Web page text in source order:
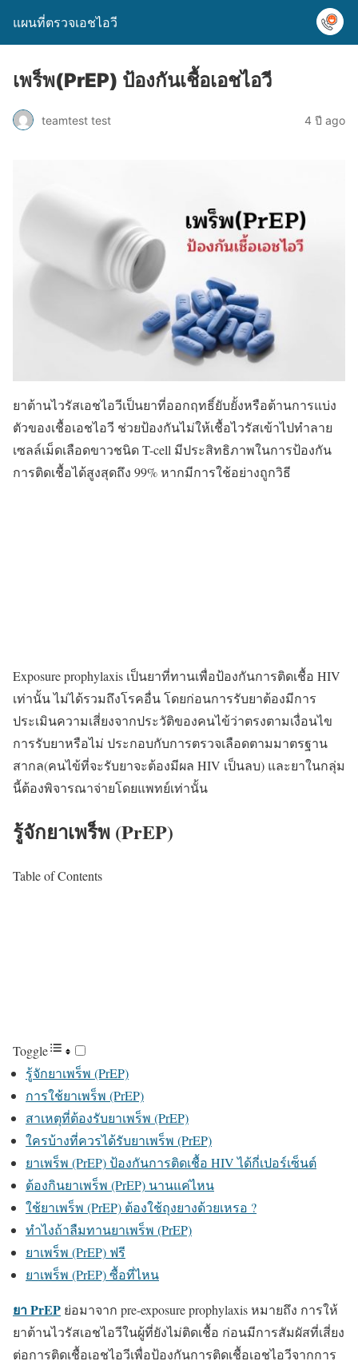
แผนที่ตรวจเอชไอวี
เพร็พ(PrEP) ป้องกันเชื้อเอชไอวี
teamtest test 4 ปี ago
ยาต้านไวรัสเอชไอวีเป็นยาที่ออกฤทธิ์ยับยั้งหรือต้านการแบ่ง
ตัวของเชื้อเอชไอวี ช่วยป้องกันไม่ให้เชื้อไวรัสเข้าไปทำลาย
เซลล์เม็ดเลือดขาวชนิด T-cell มีประสิทธิภาพในการป้องกัน
การติดเชื้อได้สูงสุดถึง 99% หากมีการใช้อย่างถูกวิธี
Exposure prophylaxis เป็นยาที่ทานเพื่อป้องกันการติดเชื้อ HIV
เท่านั้น ไม่ได้รวมถึงโรคอื่น โดยก่อนการรับยาต้องมีการ
ประเมินความเสี่ยงจากประวัติของคนไข้ว่าตรงตามเงื่อนไข
การรับยาหรือไม่ ประกอบกับการตรวจเลือดตามมาตรฐาน
สากล(คนไข้ที่จะรับยาจะต้องมีผล HIV เป็นลบ) และยาในกลุ่ม
นี้ต้องพิจารณาจ่ายโดยแพทย์เท่านั้น
รู้จักยาเพร็พ (PrEP)
Table of Contents
Toggle
รู้จักยาเพร็พ (PrEP)
การใช้ยาเพร็พ (PrEP)
สาเหตุที่ต้องรับยาเพร็พ (PrEP)
ใครบ้างที่ควรได้รับยาเพร็พ (PrEP)
ยาเพร็พ (PrEP) ป้องกันการติดเชื้อ HIV ได้กี่เปอร์เซ็นต์
ต้องกินยาเพร็พ (PrEP) นานแค่ไหน
ใช้ยาเพร็พ (PrEP) ต้องใช้ถุงยางด้วยเหรอ ?
ทำไงถ้าลืมทานยาเพร็พ (PrEP)
ยาเพร็พ (PrEP) ฟรี
ยาเพร็พ (PrEP) ซื้อที่ไหน
ยา PrEP ย่อมาจาก pre-exposure prophylaxis หมายถึง การให้
ยาต้านไวรัสเอชไอวีในผู้ที่ยังไม่ติดเชื้อ ก่อนมีการสัมผัสที่เสี่ยง
ต่อการติดเชื้อเอชไอวีเพื่อป้องกันการติดเชื้อเอชไอวีจากการ